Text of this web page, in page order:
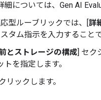
細については、Gen AI
型ルーブリックでは、[詳
タム指示を入力すること
とストレージの構成] セク
トを指定します。
リックします。